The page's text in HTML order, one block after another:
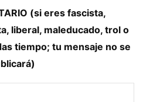
(si eres fascista,
liberal, maleducado, trol o
tiempo; tu mensaje no se